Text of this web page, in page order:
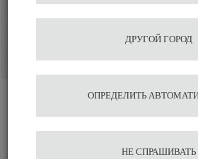
Избранное
ДРУГОЙ ГОРОД
ОПРЕДЕЛИТЬ
НЕ СПРАШИВАТЬ